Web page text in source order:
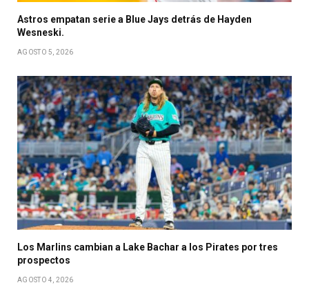
Astros empatan serie a Blue Jays detrás de Hayden
Wesneski.
AGOSTO 5, 2026
Los Marlins cambian a Lake Bachar a los Pirates por tres
prospectos
AGOSTO 4, 2026